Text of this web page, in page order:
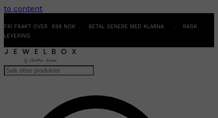
to content
FRI FRAKT OVER 699 NOK . BETAL SENERE MED KLARNA . RASK
LEVERING